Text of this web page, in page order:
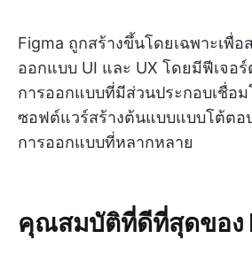
Figma ถูกสร้างขึ้นโดยเฉพาะเพื่
ออกแบบ UI และ UX โดยมีฟีเจอร์
การออกแบบที่มีส่วนประกอบเชื่อม
ซอฟต์แวร์สร้างต้นแบบแบบโต้ตอ
การออกแบบที่หลากหลาย
คุณสมบัติที่ดีที่สุดของ